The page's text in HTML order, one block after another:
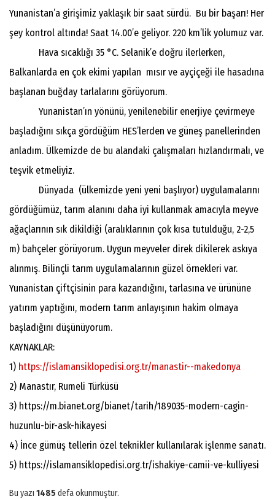
Yunanistan’a girişimiz yaklaşık bir saat sürdü. Bu bir başarı! Her
şey kontrol altında! Saat 14.00’e geliyor. 220 km’lik yolumuz var.
Hava sıcaklığı 35 °C. Selanik’e doğru ilerlerken,
Balkanlarda en çok ekimi yapılan mısır ve ayçiçeği ile hasadına
başlanan buğday tarlalarını görüyorum.
Yunanistan’ın yönünü, yenilenebilir enerjiye çevirmeye
başladığını sıkça gördüğüm HES’lerden ve güneş panellerinden
anladım. Ülkemizde de bu alandaki çalışmaları hızlandırmalı, ve
teşvik etmeliyiz.
Dünyada (ülkemizde yeni yeni başlıyor) uygulamalarını
gördüğümüz, tarım alanını daha iyi kullanmak amacıyla meyve
ağaçlarının sık dikildiği (aralıklarının çok kısa tutulduğu, 2-2,5
m) bahçeler görüyorum. Uygun meyveler direk dikilerek askıya
alınmış. Bilinçli tarım uygulamalarının güzel örnekleri var.
Yunanistan çiftçisinin para kazandığını, tarlasına ve ürününe
yatırım yaptığını, modern tarım anlayışının hakim olmaya
başladığını düşünüyorum.
KAYNAKLAR:
1) https://islamansiklopedisi.org.tr/manastir--makedonya
2) Manastır, Rumeli Türküsü
3) https://m.bianet.org/bianet/tarih/189035-modern-cagin-
huzunlu-bir-ask-hikayesi
4) İnce gümüş tellerin özel teknikler kullanılarak işlenme sanatı.
5) https://islamansiklopedisi.org.tr/ishakiye-camii-ve-kulliyesi
Bu yazı 1485 defa okunmuştur.